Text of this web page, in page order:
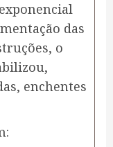
das
o
enchentes